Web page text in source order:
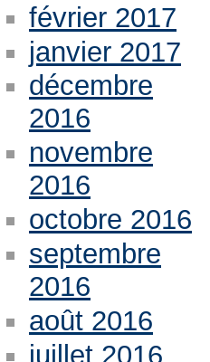
février 2017
janvier 2017
décembre
2016
novembre
2016
octobre 2016
septembre
2016
août 2016
juillet 2016